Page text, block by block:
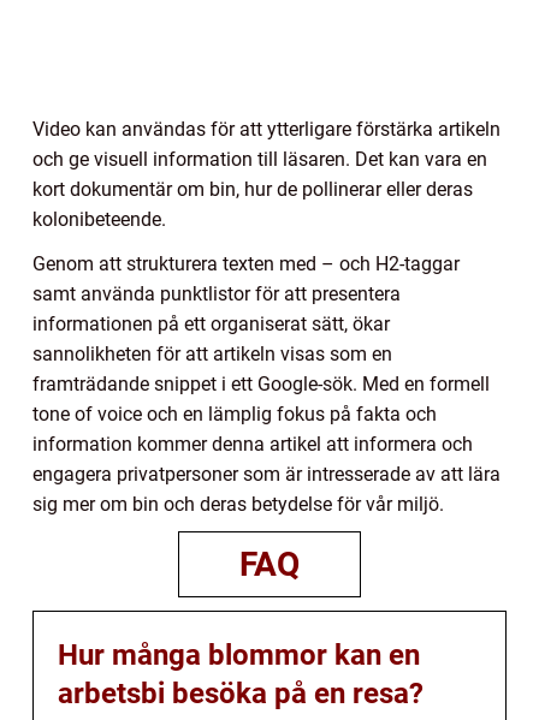
Video kan användas för att ytterligare förstärka artikeln
och ge visuell information till läsaren. Det kan vara en
kort dokumentär om bin, hur de pollinerar eller deras
kolonibeteende.
Genom att strukturera texten med – och H2-taggar
samt använda punktlistor för att presentera
informationen på ett organiserat sätt, ökar
sannolikheten för att artikeln visas som en
framträdande snippet i ett Google-sök. Med en formell
tone of voice och en lämplig fokus på fakta och
information kommer denna artikel att informera och
engagera privatpersoner som är intresserade av att lära
sig mer om bin och deras betydelse för vår miljö.
FAQ
Hur många blommor kan en
arbetsbi besöka på en resa?